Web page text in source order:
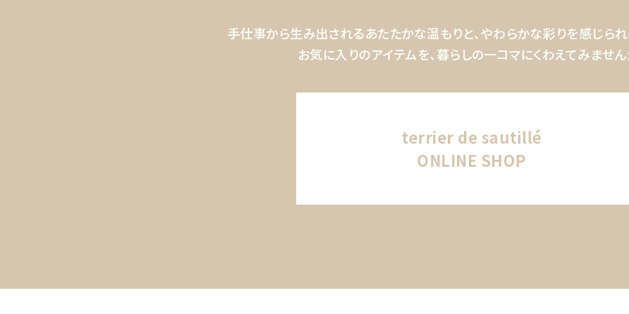
手仕事から生み出されるあたたかな温もりと、やわらかな彩りを感じられ
お気に入りのアイテムを、暮らしの一コマにくわえてみません
terrier de sautillé
ONLINE SHOP